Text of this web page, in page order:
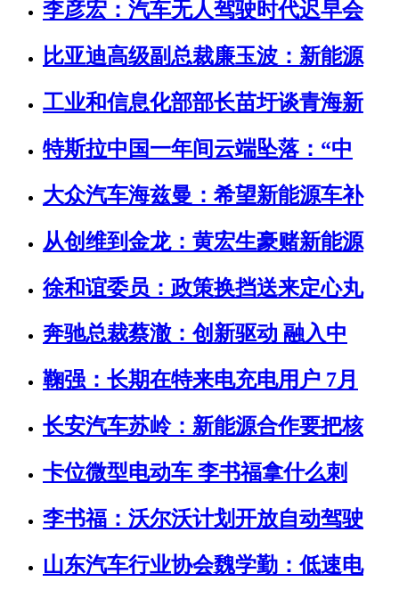
李彦宏：汽车无人驾驶时代迟早会
比亚迪高级副总裁廉玉波：新能源
工业和信息化部部长苗圩谈青海新
特斯拉中国一年间云端坠落：“中
大众汽车海兹曼：希望新能源车补
从创维到金龙：黄宏生豪赌新能源
徐和谊委员：政策换挡送来定心丸
奔驰总裁蔡澈：创新驱动 融入中
鞠强：长期在特来电充电用户 7月
长安汽车苏岭：新能源合作要把核
卡位微型电动车 李书福拿什么刺
李书福：沃尔沃计划开放自动驾驶
山东汽车行业协会魏学勤：低速电